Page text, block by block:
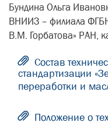
Бундина Ольга
ВНИИЗ – филиала
В.М. Горбатова» РАН,
Состав
стандартизации
переработки и
Положение о